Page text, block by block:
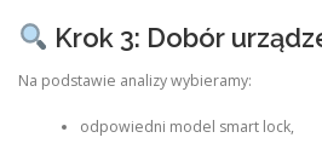
Krok 3: Dobór
Na podstawie analizy wybieramy:
odpowiedni model smart lock,